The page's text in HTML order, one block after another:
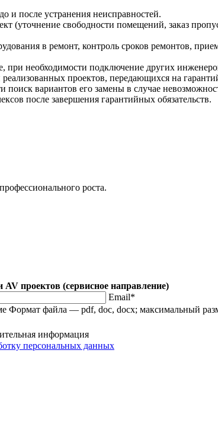
и после устранения неисправностей.
(уточнение свободности помещений, заказ
в ремонт, контроль сроков ремонтов,
при необходимости подключение других
проектов, передающихся на
вариантов его замены в случае
после завершения гарантийных обязательств.
роста.
проектов (сервисное направление)
Email*
Формат файла — pdf, doc, docx; максимальный
информация
персональных данных